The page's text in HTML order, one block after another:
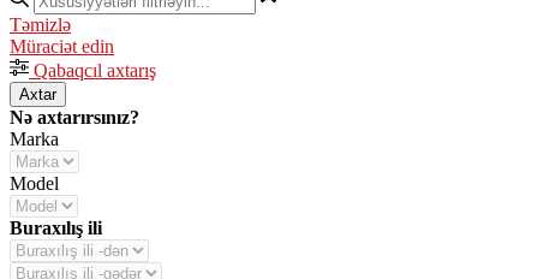
Təmizlə
Müraciət edin
Qabaqcıl axtarış
Axtar
Nə axtarırsınız?
Marka
Model
Buraxılış ili